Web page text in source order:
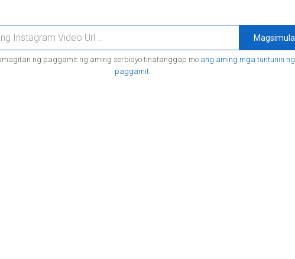
Magsimula
ng paggamit ng aming serbisyo tinatanggap mo ang aming mga tuntunin ng
paggamit.